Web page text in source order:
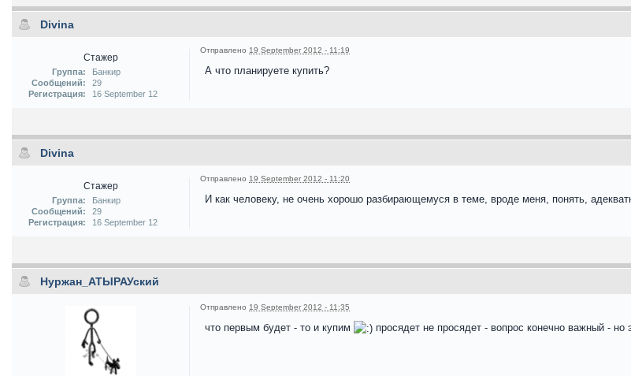
Divina
Стажер
Группа:
Банкир
Сообщений:
29
Регистрация:
16 September 12
Отправлено 19 September 2012 - 11:19
А что планируете купить?
Divina
Стажер
Группа:
Банкир
Сообщений:
29
Регистрация:
16 September 12
Отправлено 19 September 2012 - 11:20
И как человеку, не очень хорошо разбирающемуся в теме, вроде меня, понять,
Нуржан_АТЫРАУский
Отправлено 19 September 2012 - 11:35
что первым будет - то и купим просядет не просядет - вопрос конечно важный -